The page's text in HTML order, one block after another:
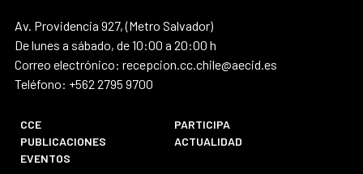
Av. Providencia 927, (Metro Salvador)
De lunes a sábado, de 10:00 a 20:00 h
Correo electrónico: recepcion.cc.chile@aecid.es
Teléfono: +562 2795 9700
CCE
PARTICIPA
PUBLICACIONES
ACTUALIDAD
EVENTOS